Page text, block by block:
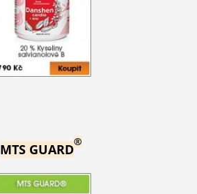
MTS GUARD®